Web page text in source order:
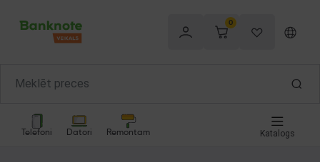
0
Telefoni Datori Remontam Katalogs